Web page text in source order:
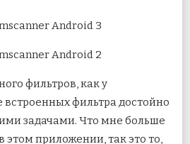
фильтров, как у
встроенных фильтра достойно
задачами. Что мне больше
этом приложении, так это то,